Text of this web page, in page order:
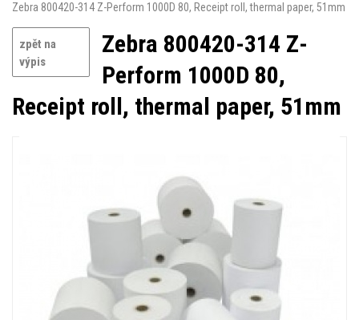
Zebra 800420-314 Z-Perform 1000D 80, Receipt roll, thermal paper, 51mm
zpět na
výpis
Zebra 800420-314 Z-
Perform 1000D 80,
Receipt roll, thermal paper, 51mm